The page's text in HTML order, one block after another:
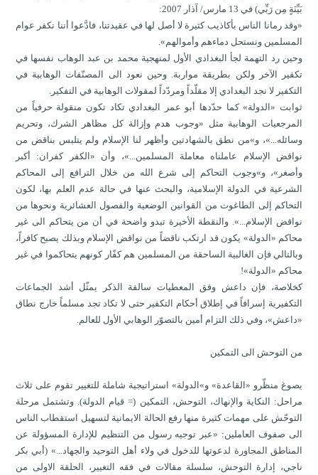
بَيِّنَةٍ مِن رَبِّي) في 13 مارس/ آذار 2007:
«وقد رمانا الناس بأكاذيب كثيرة لا أصل لها في عقيدتنا، فادَّعوا أننا نكفر عوام
المسلمين ونستحل دماءهم وأموالهم».
وحين رد التهمة لجأ البغدادي الأول لمنهجية محمد بن عبد الوهاب نفسها في
تكفير الآخر ولكن بطريقة مواربة. وحين نعود الى المصنّفات الوهابية في
التكفير لا نجد البغدادي إلا مقلّداً ومردّداً لمقولات الوهابية في التفكير.
ثوابت «الدولة» كما حدّدها أبو عمر البغدادي تكاد تكون منقولة حرفياً من
المرجعيات الوهابية مثل «وجوب هدم وإزالة كل مظاهر الشرك، وتحريم
وسائله...»، و»من نطق بالشهادتين وأظهر لنا الإسلام ولم يتلبس بناقض من
نواقض الإسلام عاملناه معاملة المسلمين...»، وأن «الكفر كفران: أكبر
وأصغر»، و»وجوب التحاكم إلى شرع الله من خلال الترافع إلى المحاكم
الشرعية في الدولة الإسلامية، والبحث عنها في حالة عدم العلم بها، لكون
التحاكم إلى الطاغوت من القوانين الوضعية والفصول العشائرية ونحوها من
نواقض الإسلام...». والنقطة الأخيرة تبدو واضحة في أن من يتحاكم الى غير
محاكم «الدولة» يكون قد ارتكب ناقضاً من نواقض الإسلام وبذلك يصبح كافراً،
وبالتالي فإن الغالبية الساحقة من المسلمين هم كفّار كونهم يتحاكموا في غير
محاكم «الدولة»!
كخلاصة، فإن داعش وفق المعطيات سالفة الذكر يمثّل أشد الجماعات
التكفيرية إسرافاً في إطلاق أحكام التكفير حتى لا تكاد تجد مسلماً خارج نطاق
«داعش»، وفي ذلك التزام أمين بالتصوّر الوهابي الأول للعالم.
من التوحش الى التمكين
يصوغ منظّرو «القاعدة» و»الدولة» استراتيجية شاملة للتغيير تقوم على ثلاث
مراحل: النكاية والإنهاك، التوحش، التمكين (= قيام الدولة). وتشتمل مرحلة
التوحّش على مهمات كثيرة منها رفع الحالة الايمانية لتسهيل استقطاب الناس
الى صفوف العاملين: «عبر توجيه رسول من التنظيم للإدارة المسؤولة عن
المناطق المجاورة لدعوتها للدخول في ولاء أهل التوحيد والجهاد...» (أبي بكر
ناجي، إدارة التوحش، سلسلة مقالات في فقه التغيير، الحلقة الاولى من